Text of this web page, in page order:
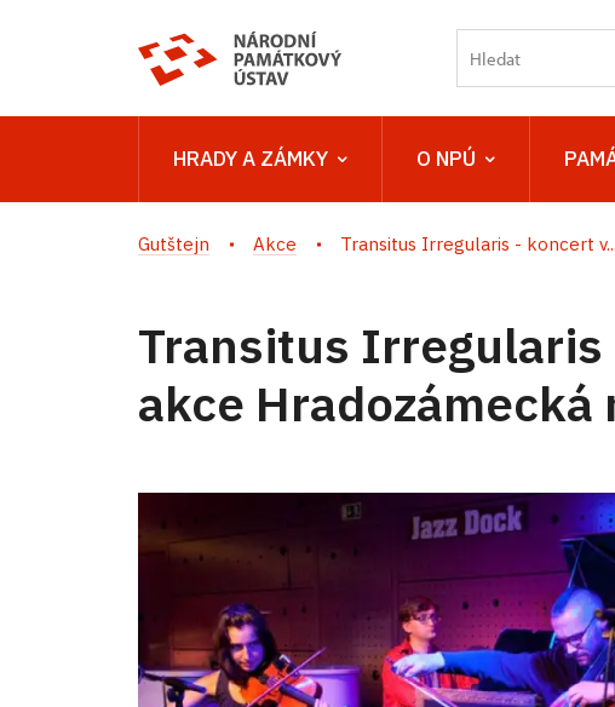
HRADY A ZÁMKY O NPÚ
Gutštejn Akce Transitus Irregularis - koncert v...
Transitus
akce Hradozámecká